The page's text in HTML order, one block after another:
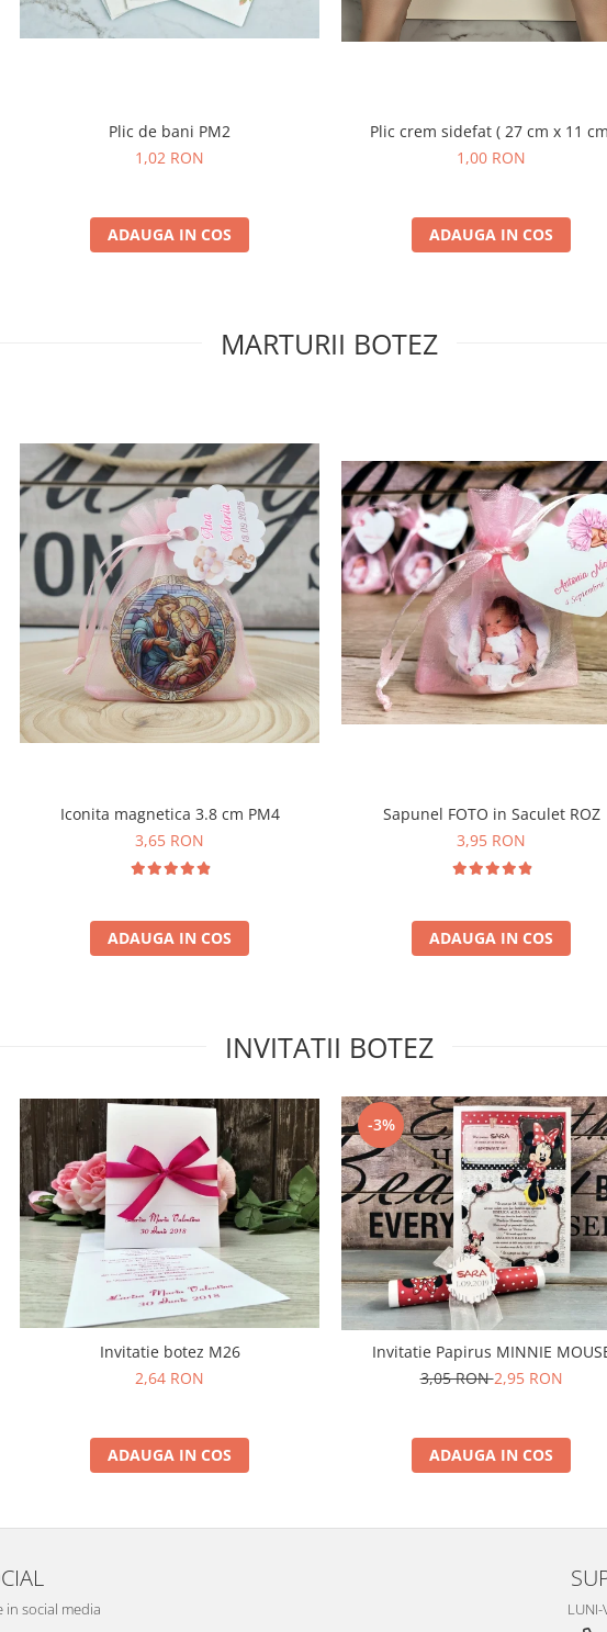
Plic de bani PM2
1,02 RON
ADAUGA IN COS
Plic crem sidefat ( 27 cm x 11
1,00 RON
ADAUGA IN COS
MARTURII BOTEZ
Iconita magnetica 3.8 cm PM4
3,65 RON
ADAUGA IN COS
Sapunel FOTO in Saculet ROZ
3,95 RON
ADAUGA IN COS
INVITATII BOTEZ
Invitatie botez M26
2,64 RON
ADAUGA IN COS
-3%
Invitatie Papirus MINNIE
3,05 RON2,95 RON
ADAUGA IN COS
in social media LUNI-